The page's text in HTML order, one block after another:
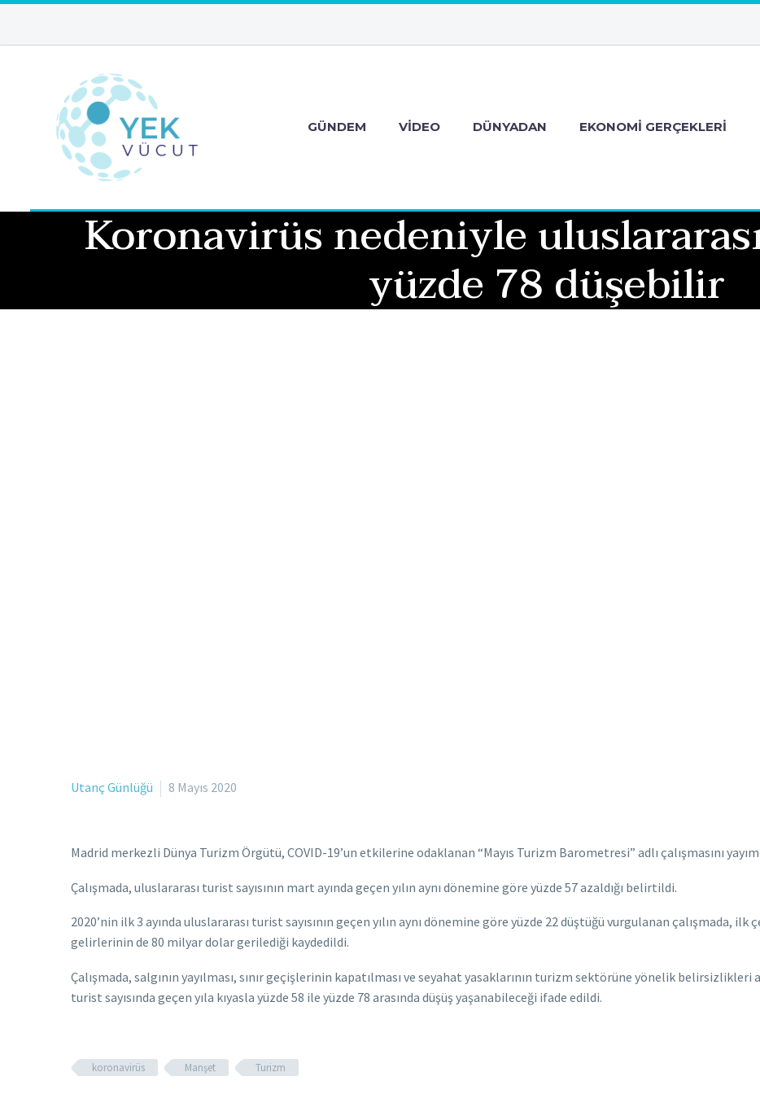
GÜNDEM VIDEO DÜNYADAN EKONOMI GERÇEKLERI
Koronavirüs nedeniyle
yüzde 78 düşebilir
Utanç Günlüğü 8 Mayıs 2020
Madrid merkezli Dünya Turizm Örgütü, COVID-19’un etkilerine odaklanan “Mayıs Turizm Barometresi” adlı çalışmasını
Çalışmada, uluslararası turist sayısının mart ayında geçen yılın aynı dönemine göre yüzde 57 azaldığı belirtildi.
2020’nin ilk 3 ayında uluslararası turist sayısının geçen yılın aynı dönemine göre yüzde 22 düştüğü vurgulanan çalışmada,
gelirlerinin de 80 milyar dolar gerilediği kaydedildi.
Çalışmada, salgının yayılması, sınır geçişlerinin kapatılması ve seyahat yasaklarının turizm sektörüne yönelik belirsizlikleri
turist sayısında geçen yıla kıyasla yüzde 58 ile yüzde 78 arasında düşüş yaşanabileceği ifade edildi.
koronavirüs Manşet Turizm